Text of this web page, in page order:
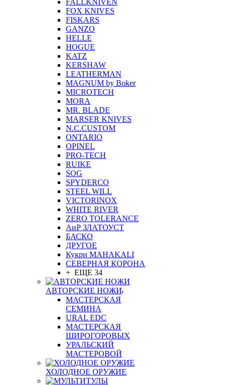
FALLKNIVEN
FOX KNIVES
FISKARS
GANZO
HELLE
HOGUE
KATZ
KERSHAW
LEATHERMAN
MAGNUM by Boker
MICROTECH
MORA
MR. BLADE
MARSER KNIVES
N.C.CUSTOM
ONTARIO
OPINEL
PRO-TECH
RUIKE
SOG
SPYDERCO
STEEL WILL
VICTORINOX
WHITE RIVER
ZERO TOLERANCE
АиР ЗЛАТОУСТ
БАСКО
ДРУГОЕ
Кукри MAHAKALI
СЕВЕРНАЯ КОРОНА
+ ЕЩЕ 34
АВТОРСКИЕ НОЖИ
МАСТЕРСКАЯ
СЕМИНА
URAL EDC
МАСТЕРСКАЯ
ШИРОГОРОВЫХ
УРАЛЬСКИЙ
МАСТЕРОВОЙ
ХОЛОДНОЕ ОРУЖИЕ